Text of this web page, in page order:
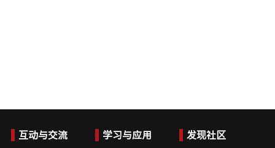
互动与交流 学习与应用 发现社区